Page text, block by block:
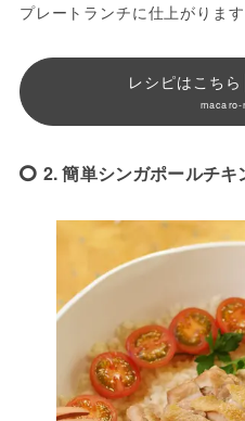
プレートランチに仕上がります
レシピはこち
2. 簡単シンガポールチキ